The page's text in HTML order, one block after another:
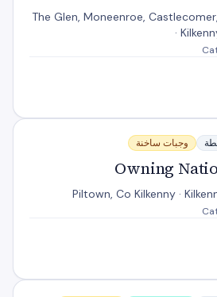
The Glen, Moneenroe,
·
وجبات ساخنة
Owning
Piltown, Co Kilkenny ·